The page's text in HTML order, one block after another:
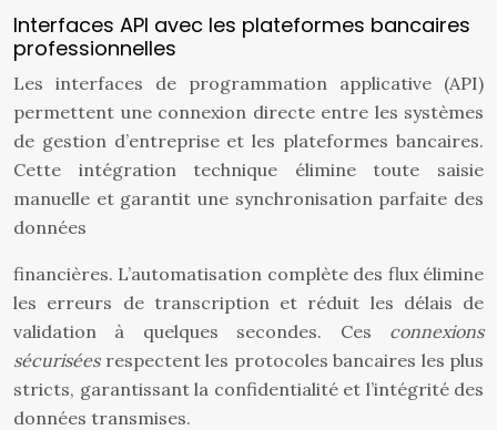
Interfaces API avec les plateformes bancaires
professionnelles
Les interfaces de programmation applicative (API)
permettent une connexion directe entre les systèmes
de gestion d’entreprise et les plateformes bancaires.
Cette intégration technique élimine toute saisie
manuelle et garantit une synchronisation parfaite des
données
financières. L’automatisation complète des flux élimine
les erreurs de transcription et réduit les délais de
validation à quelques secondes. Ces connexions
sécuriséesrespectent les protocoles bancaires les plus
stricts, garantissant la confidentialité et l’intégrité des
données transmises.